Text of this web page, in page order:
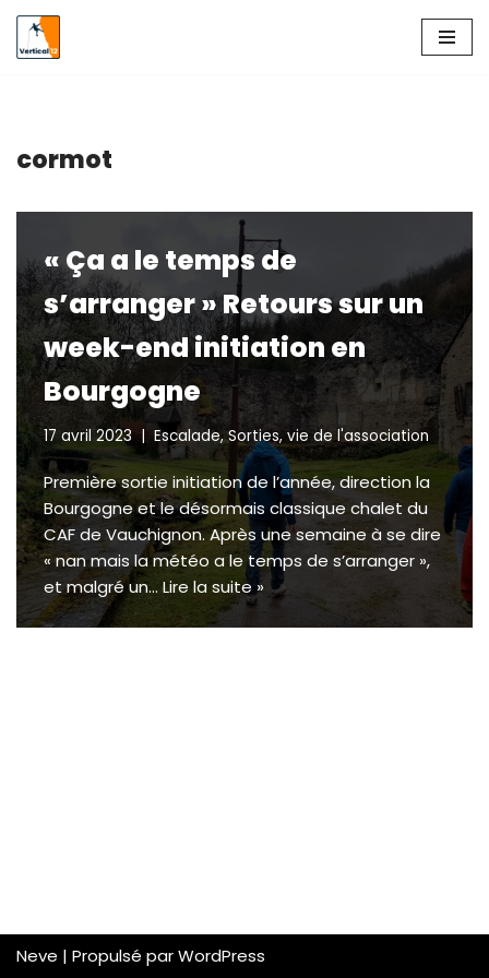
Aller
cormot
« Ça a le temps de
s’arranger » Retours sur un
week-end initiation en
Bourgogne
17 avril 2023 Escalade,Sorties,vie de l'association
Première sortie initiation de l’année, direction la
Bourgogne et le désormais classique chalet du
CAF de Vauchignon. Après une semaine à se dire
« nan mais la météo a le temps de s’arranger »,
et malgré un… Lire la suite »
Neve | Propulsé parWordPress